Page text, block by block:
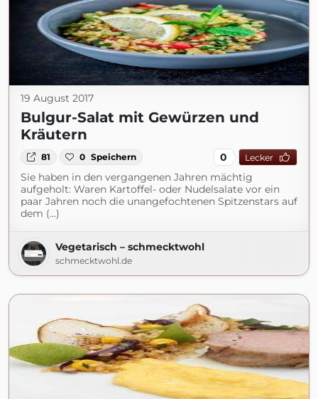
19 August 2017
Bulgur-Salat mit Gewürzen und
Kräutern
81 0 Speichern 0 Lecker
Sie haben in den vergangenen Jahren mächtig
aufgeholt: Waren Kartoffel- oder Nudelsalate vor ein
paar Jahren noch die unangefochtenen Spitzenstars auf
dem (...)
Vegetarisch – schmecktwohl
schmecktwohl.de